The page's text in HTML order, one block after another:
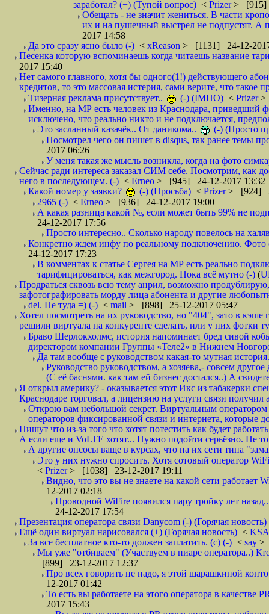
заработал? (+) (Тупой вопрос) < Prizer> [915]
Обещать - не значит жениться. В части
их и на пушечный выстрел не подпустят. А
2017 14:58
Да это сразу ясно было (-) < xReason > [1131] 24-12-
Песенка которую вспоминаешь когда читаешь название
2017 15:40
Нет самого главного, хотя бы одного(1!) действующего
кредитов, то это массовая истерия, сами верите, что такое
Тизерная реклама присутствует..
(-) (IMHO) < Prizer>
Именно, на МР есть человек из Краснодара, приведший
исключено, что реально никто и не подключается,
Это засланный казачёк.. От даникома..
(-) (Просто
Посмотрел чего он пишет в disqus, так ранее темы
2017 06:26
У меня такая же мысль возникла, когда на фото
Сейчас ради интереса заказал СИМ себе. Посмотрим, как
него в последующем. (-) < Erneo > [945] 24-12-2017 13:32
Какой номер у заявки?
(-) (Просьба) < Prizer> [924]
2965 (-) < Erneo > [936] 24-12-2017 19:00
А какая разница какой №, если может быть 99% не
24-12-2017 17:56
Просто интересно.. Сколько народу повелось на
Конкретно ждем инфу по реальному подключению. Фото
24-12-2017 17:23
В комментах к статье Сергея на МР есть реально
тарифицироваться, как межгород. Пока всё мутно (-) (
Продраться сквозь всю тему анрил, возможно
зафотографировать морду лица абонента и другие
del. Не туда =) (-) < mail > [898] 25-12-2017 05:47
Хотел посмотреть на их руководство, но "404", зато в
решили виртуала на конкуренте сделать, или у них фотки
Браво Шерлокхолмс, история напоминает бред сивой
директором компании Группы «Теле2» в Нижнем
Да там вообще с руководством какая-то мутная
Руководство руководством, а хозяева,- совсем
(С её баснями. как там ей бизнес достался..) А
Я открыл америку? - оказывается этот Икс из табакерки
Краснодаре торговал, а лицензию на услуги связи получил
Открою вам небольшой секрет. Виртуальным оператором
операторов фиксированной связи и интернета, которые
Пишут что из-за того что хотят потестить как будет
А если еще и VoLTE хотят... Нужно подойти серьёзно. Не
А другие опсосы ваще в курсах, что на их сети типа
Это у них нужно спросить. Хотя сотовый оператор
< Prizer> [1038] 23-12-2017 19:11
Видно, что это вы не знаете на какой сети
12-2017 02:18
Проводной WiFire появился пару тройку лет
24-12-2017 17:54
Презентация оператора связи Danycom (-) (Горячая новость)
Ещё один виртуал нарисовался (+) (Горячая новость) <
За все бесплатное кто-то должен заплатить. (с) (-) < say >
Мы уже "отбиваем" (Участвуем в пиаре оператора..)
[899] 23-12-2017 12:37
Про всех говорить не надо, я этой шарашкиной
12-2017 01:42
То есть вы работаете на этого оператора в качестве
2017 15:43